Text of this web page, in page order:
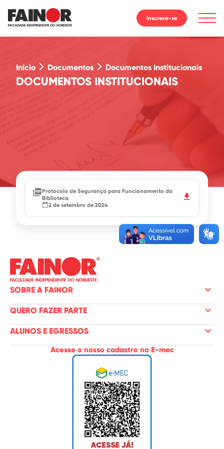
Inscreva-se
Início Documentos Documentos Institucionais
DOCUMENTOS INSTITUCIONAIS
picture_as_pdfProtocolo de Segurança para Funcionamento da
Biblioteca
calendar_today2 de setembro de 2024
download
SOBRE A FAINOR keyboard_arrow_down
QUERO FAZER PARTE keyboard_arrow_down
ALUNOS E EGRESSOS keyboard_arrow_down
Acesse o nosso cadastro no E-mec